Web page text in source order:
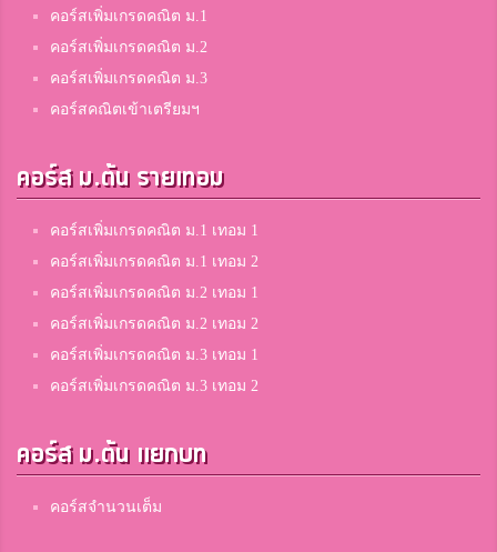
คอร์สเพิ่มเกรดคณิต ม.1
คอร์สเพิ่มเกรดคณิต ม.2
คอร์สเพิ่มเกรดคณิต ม.3
คอร์สคณิตเข้าเตรียมฯ
คอร์ส ม.ต้น รายเทอม
คอร์สเพิ่มเกรดคณิต ม.1 เทอม 1
คอร์สเพิ่มเกรดคณิต ม.1 เทอม 2
คอร์สเพิ่มเกรดคณิต ม.2 เทอม 1
คอร์สเพิ่มเกรดคณิต ม.2 เทอม 2
คอร์สเพิ่มเกรดคณิต ม.3 เทอม 1
คอร์สเพิ่มเกรดคณิต ม.3 เทอม 2
คอร์ส ม.ต้น แยกบท
คอร์สจำนวนเต็ม